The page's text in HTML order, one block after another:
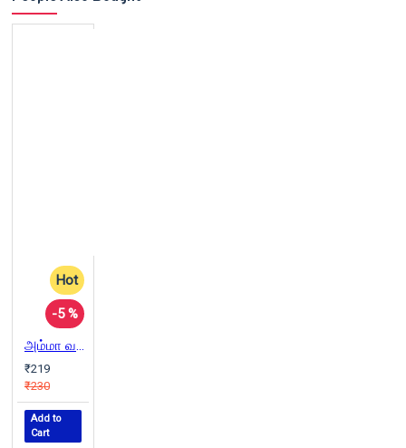
Hot
-5 %
அம்மா வந்தாள்
₹219
₹230
Add to
Cart